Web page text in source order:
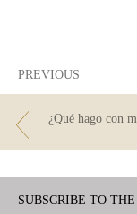
PREVIOUS
SUBSCRIBE TO